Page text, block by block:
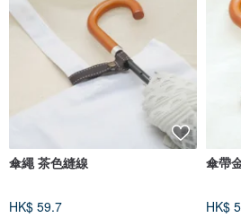
傘繩 茶色縫線
HK$ 59.7
傘帶
HK$